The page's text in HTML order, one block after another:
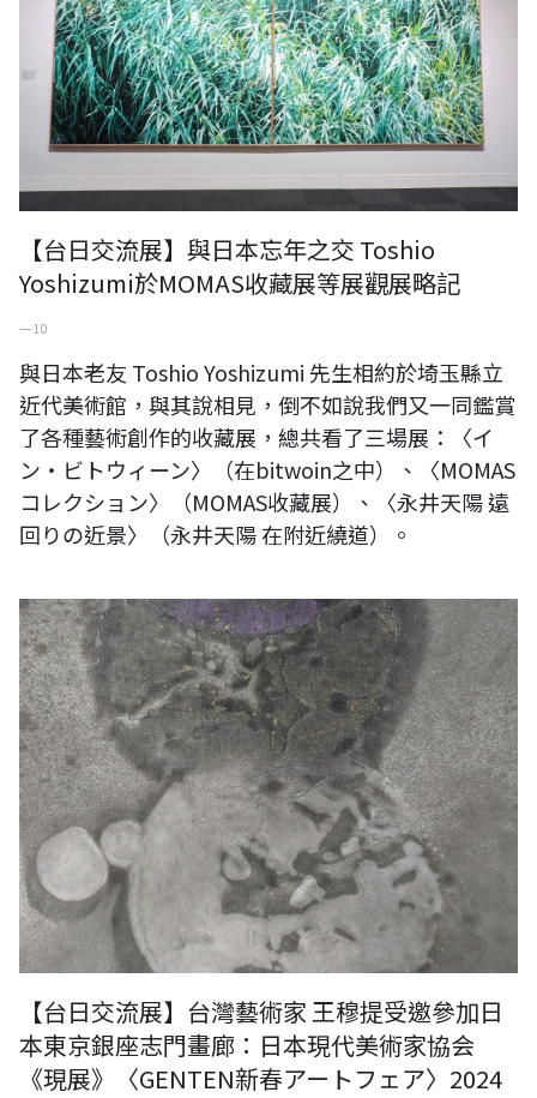
【台日交流展】與日本忘年之交 Toshio
Yoshizumi於MOMAS收藏展等展觀展略記
一 10
與日本老友 Toshio Yoshizumi 先生相約於埼玉縣立
近代美術館，與其說相見，倒不如說我們又一同鑑賞
了各種藝術創作的收藏展，總共看了三場展：〈イ
ン・ビトウィーン〉（在bitwoin之中）、〈MOMAS
コレクション〉（MOMAS收藏展）、〈永井天陽 遠
回りの近景〉（永井天陽 在附近繞道）。
作品名稱： 日月戢重暉 規格：50x40公分 媒材：墨、宣紙 年代： 2024
【台日交流展】台灣藝術家 王穆提受邀參加日
本東京銀座志門畫廊：日本現代美術家協会
《現展》〈GENTEN新春アートフェア〉2024